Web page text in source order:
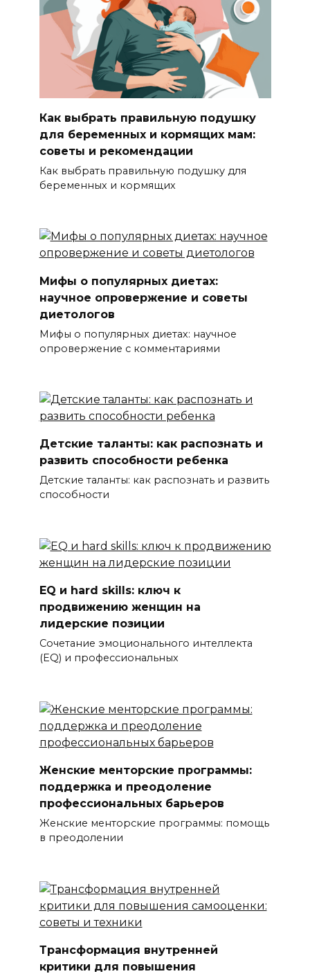
Как выбрать правильную подушку
для беременных и кормящих мам:
советы и рекомендации
Как выбрать правильную подушку для
беременных и кормящих
Мифы о популярных диетах:
научное опровержение и советы
диетологов
Мифы о популярных диетах: научное
опровержение с комментариями
Детские таланты: как распознать и
развить способности ребенка
Детские таланты: как распознать и развить
способности
EQ и hard skills: ключ к
продвижению женщин на
лидерские позиции
Сочетание эмоционального интеллекта
(EQ) и профессиональных
Женские менторские программы:
поддержка и преодоление
профессиональных барьеров
Женские менторские программы: помощь
в преодолении
Трансформация внутренней
критики для повышения